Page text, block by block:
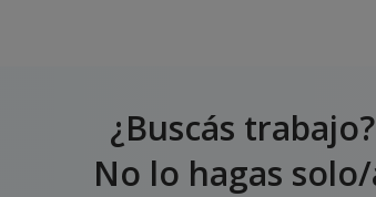
¿Buscás trabajo?
No lo hagas